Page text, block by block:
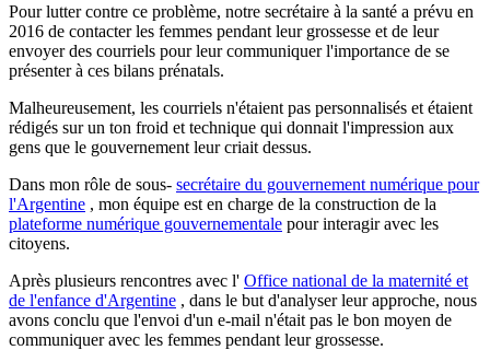
Pour lutter contre ce problème, notre secrétaire à la santé a prévu en
2016 de contacter les femmes pendant leur grossesse et de leur
envoyer des courriels pour leur communiquer l'importance de se
présenter à ces bilans prénatals.
Malheureusement, les courriels n'étaient pas personnalisés et étaient
rédigés sur un ton froid et technique qui donnait l'impression aux
gens que le gouvernement leur criait dessus.
Dans mon rôle de sous- secrétaire du gouvernement numérique pour
l'Argentine , mon équipe est en charge de la construction de la
plateforme numérique gouvernementale pour interagir avec les
citoyens.
Après plusieurs rencontres avec l' Office national de la maternité et
de l'enfance d'Argentine , dans le but d'analyser leur approche, nous
avons conclu que l'envoi d'un e-mail n'était pas le bon moyen de
communiquer avec les femmes pendant leur grossesse.